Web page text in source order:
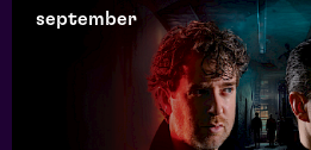
september